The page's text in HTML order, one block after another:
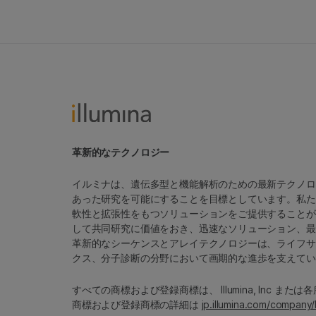
革新的なテクノロジー
イルミナは、遺伝多型と機能解析のための最新テクノ
あった研究を可能にすることを目標としています。私
軟性と拡張性をもつソリューションをご提供すること
して共同研究に価値をおき、迅速なソリューション、
革新的なシーケンスとアレイテクノロジーは、ライフ
クス、分子診断の分野において画期的な進歩を支えて
すべての商標および登録商標は、 Illumina, Inc または
商標および登録商標の詳細は jp.illumina.com/